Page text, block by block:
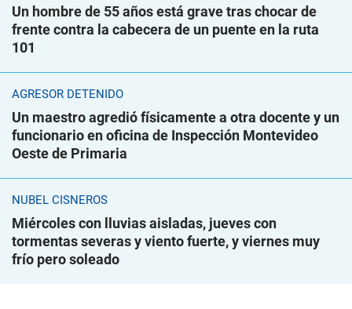
Un hombre de 55 años está grave tras chocar de
frente contra la cabecera de un puente en la ruta
101
AGRESOR DETENIDO
Un maestro agredió físicamente a otra docente y un
funcionario en oficina de Inspección Montevideo
Oeste de Primaria
NUBEL CISNEROS
Miércoles con lluvias aisladas, jueves con
tormentas severas y viento fuerte, y viernes muy
frío pero soleado